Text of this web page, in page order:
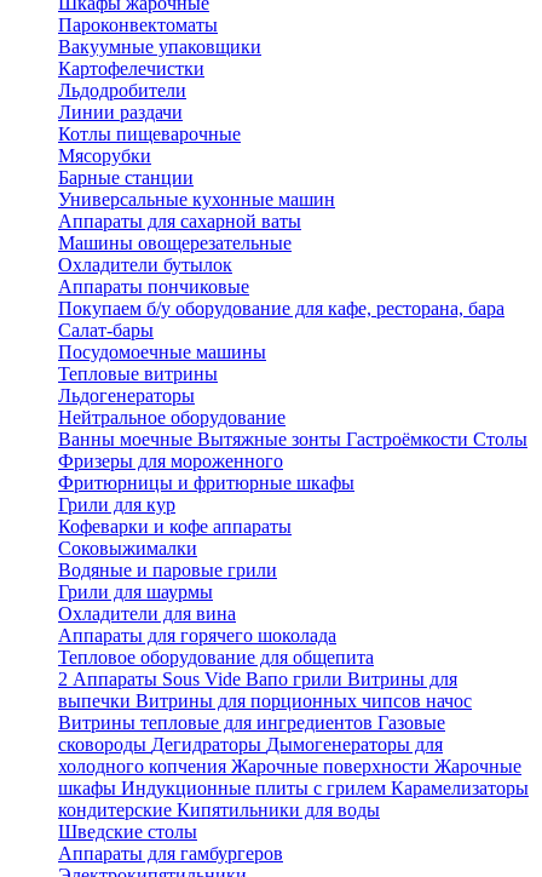
Пароконвектоматы
Вакуумные упаковщики
Картофелечистки
Льдодробители
Линии раздачи
Котлы пищеварочные
Мясорубки
Барные станции
Универсальные кухонные машин
Аппараты для сахарной ваты
Машины овощерезательные
Охладители бутылок
Аппараты пончиковые
Покупаем б/у оборудование для кафе, ресторана, бара
Салат-бары
Посудомоечные машины
Тепловые витрины
Льдогенераторы
Нейтральное оборудование
Ванны моечные Вытяжные зонты Гастроёмкости Столы
Фризеры для мороженного
Фритюрницы и фритюрные шкафы
Грили для кур
Кофеварки и кофе аппараты
Соковыжималки
Водяные и паровые грили
Грили для шаурмы
Охладители для вина
Аппараты для горячего шоколада
Тепловое оборудование для общепита
2 Аппараты Sous Vide Вапо грили Витрины для
выпечки Витрины для порционных чипсов начос
Витрины тепловые для ингредиентов Газовые
сковороды Дегидраторы Дымогенераторы для
холодного копчения Жарочные поверхности Жарочные
шкафы Индукционные плиты с грилем Карамелизаторы
кондитерские Кипятильники для воды
Шведские столы
Аппараты для гамбургеров